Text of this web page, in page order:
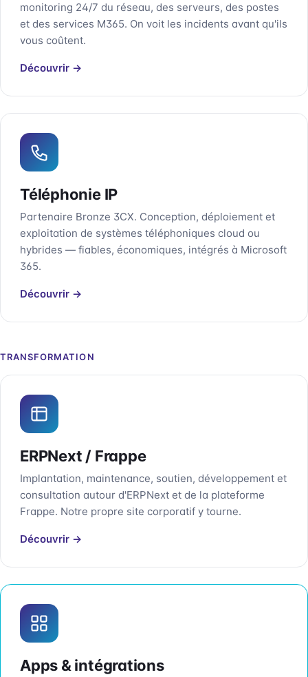
monitoring 24/7 du réseau, des serveurs, des postes
et des services M365. On voit les incidents avant qu'ils
vous coûtent.
Découvrir →
Téléphonie IP
Partenaire Bronze 3CX. Conception, déploiement et
exploitation de systèmes téléphoniques cloud ou
hybrides — fiables, économiques, intégrés à Microsoft
365.
Découvrir →
TRANSFORMATION
ERPNext / Frappe
Implantation, maintenance, soutien, développement et
consultation autour d'ERPNext et de la plateforme
Frappe. Notre propre site corporatif y tourne.
Découvrir →
Apps & intégrations